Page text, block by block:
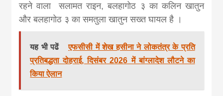
रहने वाला सलामत राइन, बलहागोठ ३ का कलिन खातुन
और बलहागोठ ३ का समतुला खातुन सख्त घायल है ।
यह भी पढें
एफसीसी में शेख हसीना ने लोकतंत्र के प्रति
प्रतिबद्धता दोहराई, दिसंबर 2026 में बांग्लादेश लौटने का
किया ऐलान